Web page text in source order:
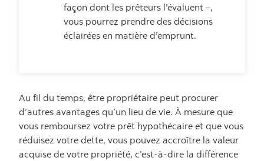
façon dont les prêteurs l’évaluent –,
vous pourrez prendre des décisions
éclairées en matière d’emprunt.
Au fil du temps, être propriétaire peut procurer
d’autres avantages qu’un lieu de vie. À mesure que
vous remboursez votre prêt hypothécaire et que vous
réduisez votre dette, vous pouvez accroître la valeur
acquise de votre propriété, c’est-à-dire la différence